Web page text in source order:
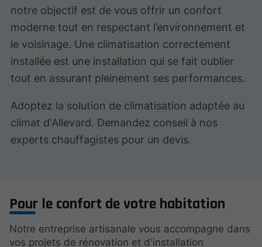
notre objectif est de vous offrir un confort
moderne tout en respectant l’environnement et
le voisinage. Une climatisation correctement
installée est une installation qui se fait oublier
tout en assurant pleinement ses performances.
Adoptez la solution de climatisation adaptée au
climat d'Allevard. Demandez conseil à nos
experts chauffagistes pour un devis.
Pour le confort de votre habitation
Notre entreprise artisanale vous accompagne dans
vos projets de rénovation et d'installation